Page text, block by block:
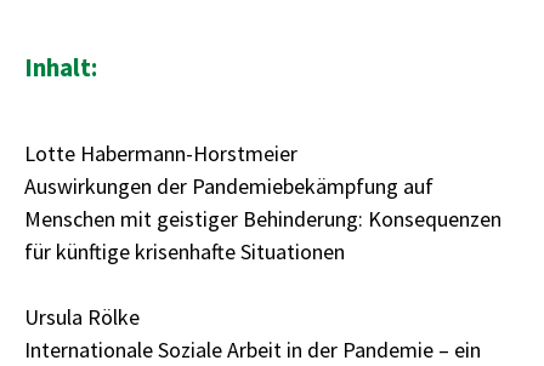
Inhalt:
Lotte Habermann-Horstmeier
Auswirkungen der Pandemiebekämpfung auf
Menschen mit geistiger Behinderung: Konsequenzen
für künftige krisenhafte Situationen
Ursula Rölke
Internationale Soziale Arbeit in der Pandemie – ein